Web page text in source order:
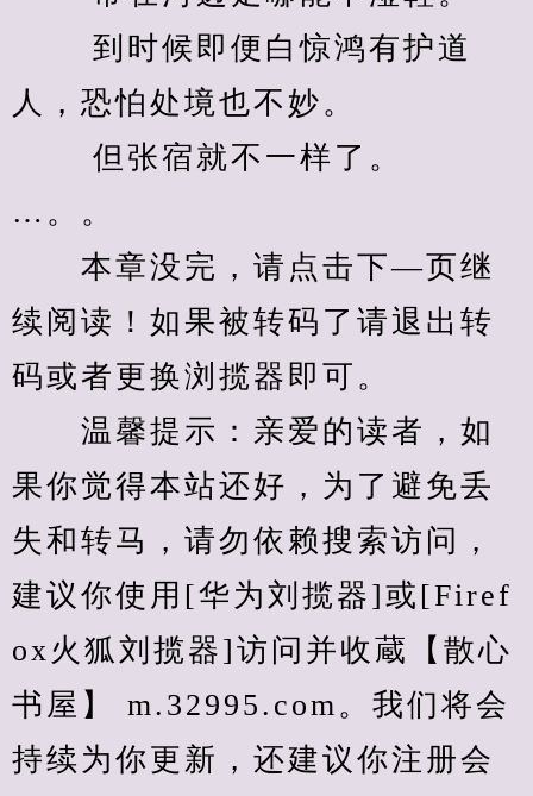
到时候即便白惊鸿有护道
人，恐怕处境也不妙。
但张宿就不一样了。
…。。
本章没完，请点击下—页继
续阅读！如果被转码了请退出转
码或者更换浏揽器即可。
温馨提示：亲爱的读者，如
果你觉得本站还好，为了避免丢
失和转马，请勿依赖搜索访问，
建议你使用[华为刘揽器]或[Firef
ox火狐刘揽器]访问并收蔵【散心
书屋】 m.32995.com。我们将会
持续为你更新，还建议你注册会